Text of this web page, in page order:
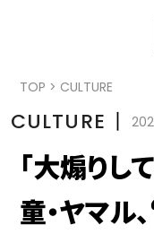
TOP > CULTURE
CULTURE 丨
「大煽りし
童・ヤマ